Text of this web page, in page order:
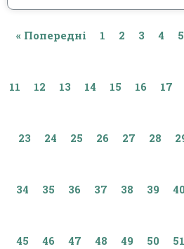
« Попередні 1 2 3 4 5
11 12 13 14 15 16 17
23 24 25 26 27 28
34 35 36 37 38 39 40
45 46 47 48 49 50 51